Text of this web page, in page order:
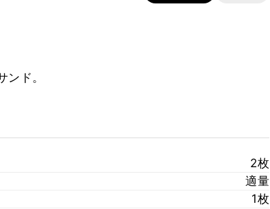
ド。
2枚
適量
1枚